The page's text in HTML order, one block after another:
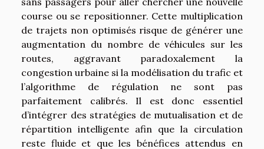
course ou se repositionner. Cette multiplication
de trajets non optimisés risque de générer une
augmentation du nombre de véhicules sur les
routes, aggravant paradoxalement la
congestion urbaine si la modélisation du trafic et
l’algorithme de régulation ne sont pas
parfaitement calibrés. Il est donc essentiel
d’intégrer des stratégies de mutualisation et de
répartition intelligente afin que la circulation
reste fluide et que les bénéfices attendus en